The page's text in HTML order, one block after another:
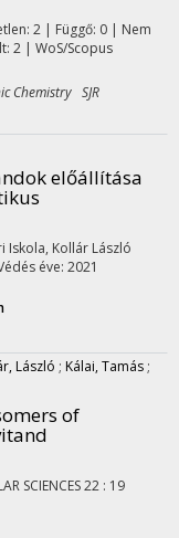
2 | Függő: 0 | Nem
2 | WoS/Scopus
Chemistry SJR
előállítása
Iskola, Kollár László
éve: 2021
László ; Kálai, Tamás ;
of
SCIENCES22 : 19